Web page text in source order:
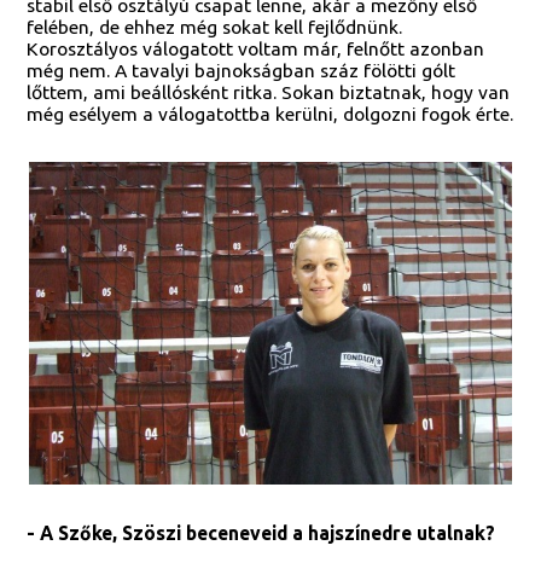
stabil első osztályú csapat lenne, akár a mezőny első
felében, de ehhez még sokat kell fejlődnünk.
Korosztályos válogatott voltam már, felnőtt azonban
még nem. A tavalyi bajnokságban száz fölötti gólt
lőttem, ami beállósként ritka. Sokan biztatnak, hogy van
még esélyem a válogatottba kerülni, dolgozni fogok érte.
- A Szőke, Szöszi beceneveid a hajszínedre utalnak?